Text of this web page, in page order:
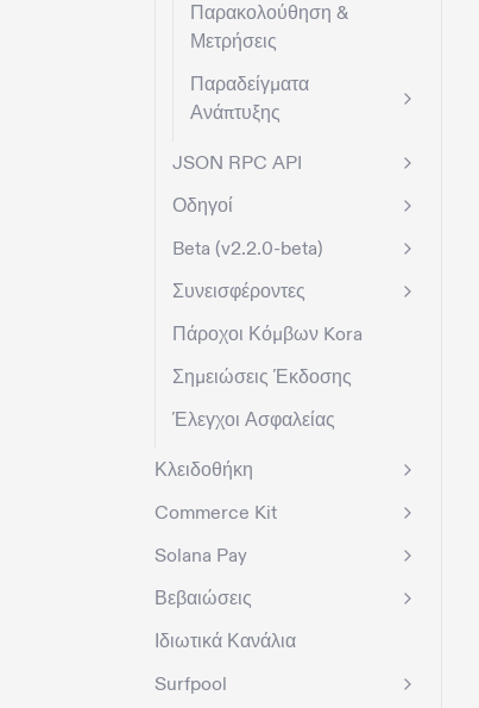
Παρακολούθηση &
Μετρήσεις
Παραδείγματα
Ανάπτυξης
JSON RPC API
Οδηγοί
Beta (v2.2.0-beta)
Συνεισφέροντες
Πάροχοι Κόμβων Kora
Σημειώσεις Έκδοσης
Έλεγχοι Ασφαλείας
Κλειδοθήκη
Commerce Kit
Solana Pay
Βεβαιώσεις
Ιδιωτικά Κανάλια
Surfpool